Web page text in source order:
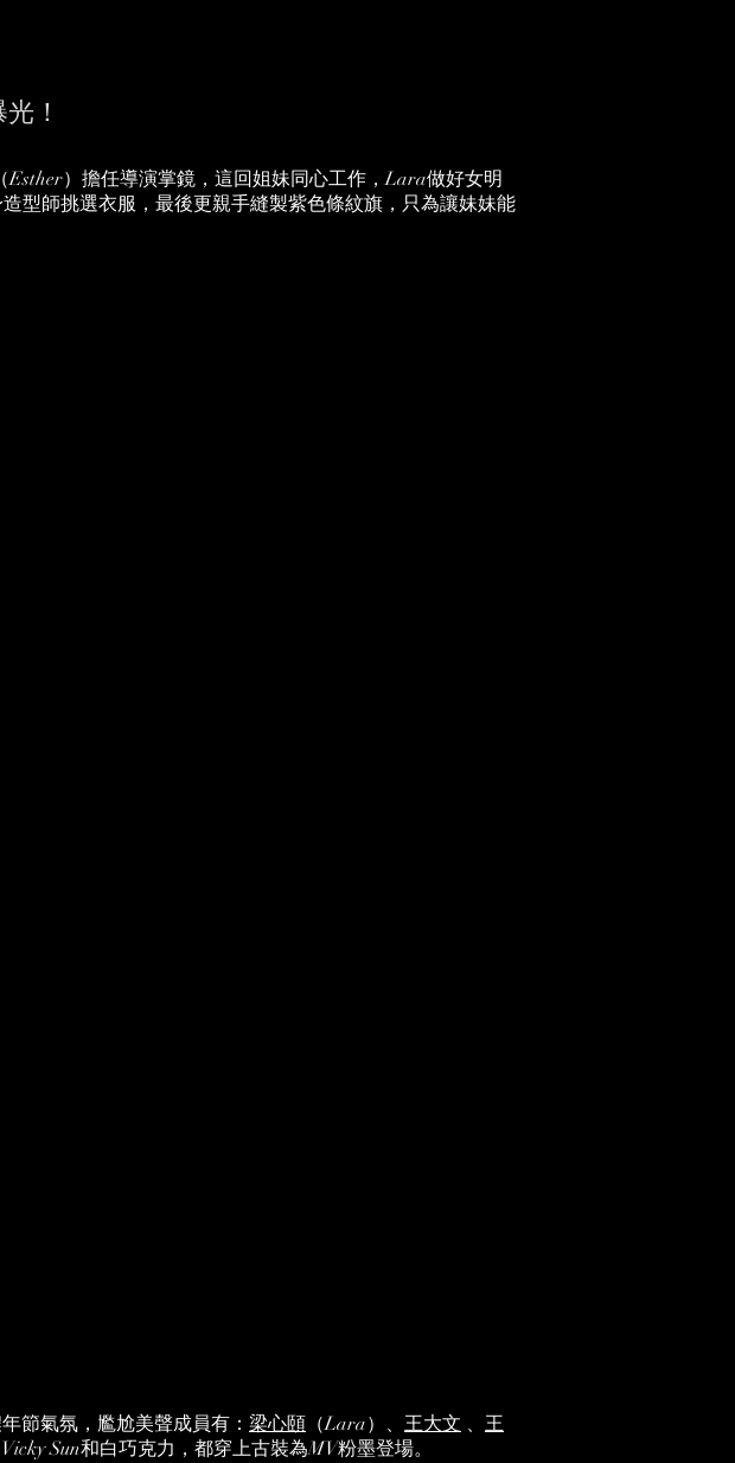
！
）擔任導演掌鏡，這回姐妹同心工作，Lara做好女明
型師挑選衣服，最後更親手縫製紫色條紋旗，只為讓妹妹能
節氣氛，尷尬美聲成員有： 梁心頤 （Lara）、 王大文 、 王
Sun和白巧克力，都穿上古裝為MV粉墨登場。